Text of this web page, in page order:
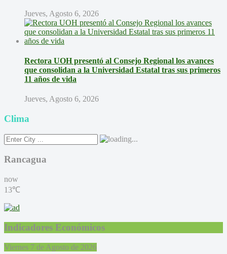
Jueves, Agosto 6, 2026
Rectora UOH presentó al Consejo Regional los avances
que consolidan a la Universidad Estatal tras sus primeros
11 años de vida
Jueves, Agosto 6, 2026
Clima
Rancagua
now
13℃
Indicadores Económicos
Viernes 7 de Agosto de 2026